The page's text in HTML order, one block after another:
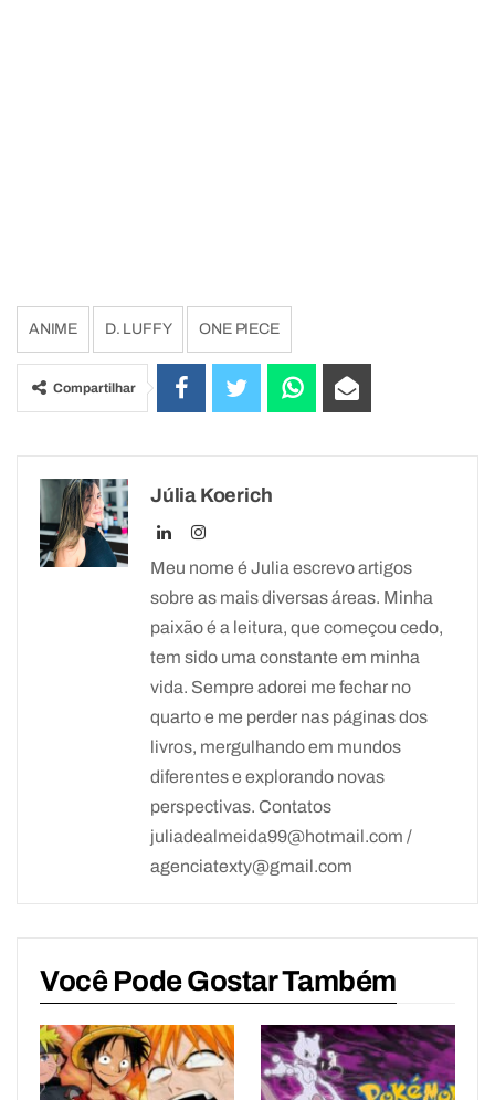
ANIME D. LUFFY ONE PIECE
Compartilhar
Júlia Koerich
Meu nome é Julia escrevo artigos
sobre as mais diversas áreas. Minha
paixão é a leitura, que começou cedo,
tem sido uma constante em minha
vida. Sempre adorei me fechar no
quarto e me perder nas páginas dos
livros, mergulhando em mundos
diferentes e explorando novas
perspectivas. Contatos
juliadealmeida99@hotmail.com /
agenciatexty@gmail.com
Você Pode Gostar Também